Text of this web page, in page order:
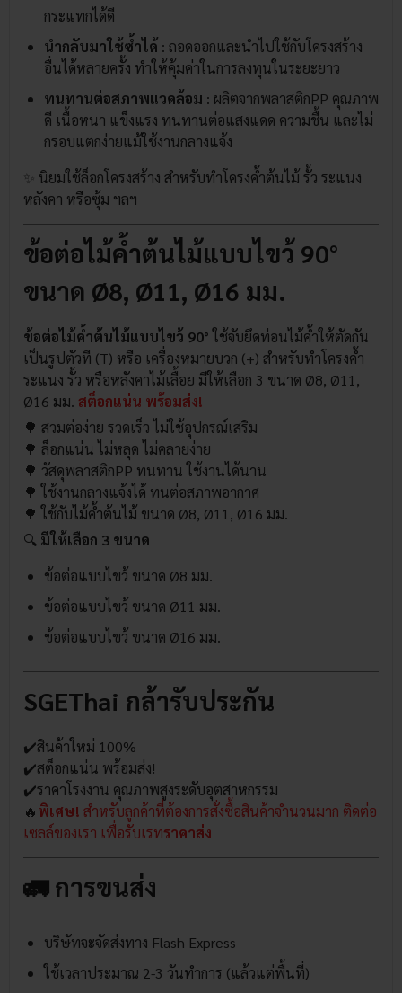
กระแทกได้ดี
นำกลับมาใช้ซ้ำได้ : ถอดออกและนำไปใช้กับโครงสร้าง
อื่นได้หลายครั้ง ทำให้คุ้มค่าในการลงทุนในระยะยาว
ทนทานต่อสภาพแวดล้อม : ผลิตจากพลาสติกPP คุณภาพ
ดี เนื้อหนา แข็งแรง ทนทานต่อแสงแดด ความชื้น และไม่
กรอบแตกง่ายแม้ใช้งานกลางแจ้ง
✨ นิยมใช้ล็อกโครงสร้าง สำหรับทำโครงค้ำต้นไม้ รั้ว ระแนง
หลังคา หรือซุ้ม ฯลฯ
ข้อต่อไม้ค้ำต้นไม้แบบไขว้ 90°
ขนาด Ø8, Ø11, Ø16 มม.
ข้อต่อไม้ค้ำต้นไม้แบบไขว้ 90°ใช้จับยึดท่อนไม้ค้ำให้ตัดกัน
เป็นรูปตัวที (T) หรือ เครื่องหมายบวก (+) สำหรับทำโครงค้ำ
ระแนง รั้ว หรือหลังคาไม้เลื้อย มีให้เลือก 3 ขนาด Ø8, Ø11,
Ø16 มม. สต็อกแน่น พร้อมส่ง!
🌳 สวมต่อง่าย รวดเร็ว ไม่ใช้อุปกรณ์เสริม
🌳 ล็อกแน่น ไม่หลุด ไม่คลายง่าย
🌳 วัสดุพลาสติกPP ทนทาน ใช้งานได้นาน
🌳 ใช้งานกลางแจ้งได้ ทนต่อสภาพอากาศ
🌳 ใช้กับไม้ค้ำต้นไม้ ขนาด Ø8, Ø11, Ø16 มม.
🔍 มีให้เลือก 3 ขนาด
ข้อต่อแบบไขว้ ขนาด Ø8 มม.
ข้อต่อแบบไขว้ ขนาด Ø11 มม.
ข้อต่อแบบไขว้ ขนาด Ø16 มม.
SGEThai กล้ารับประกัน
✔️สินค้าใหม่ 100%
✔️สต็อกแน่น พร้อมส่ง!
✔️ราคาโรงงาน คุณภาพสูงระดับอุตสาหกรรม
🔥พิเศษ! สำหรับลูกค้าที่ต้องการสั่งซื้อสินค้าจำนวนมาก ติดต่อ
เซลล์ของเรา เพื่อรับเรทราคาส่ง
🚛 การขนส่ง
บริษัทจะจัดส่งทาง Flash Express
ใช้เวลาประมาณ 2-3 วันทำการ (แล้วแต่พื้นที่)